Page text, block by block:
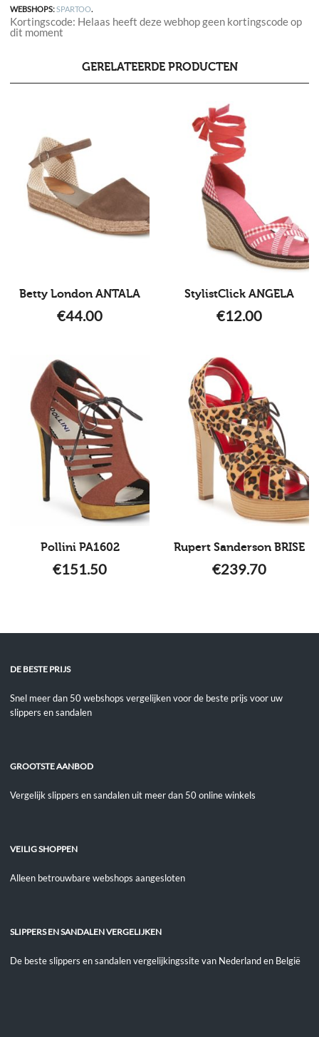
WEBSHOPS:SPARTOO.
Kortingscode: Helaas heeft deze webhop geen kortingscode op
dit moment
GERELATEERDE PRODUCTEN
Betty London ANTALA
€44.00
StylistClick ANGELA
€12.00
Pollini PA1602
€151.50
Rupert Sanderson BRISE
€239.70
DE BESTE PRIJS
Snel meer dan 50 webshops vergelijken voor de beste prijs voor uw
slippers en sandalen
GROOTSTE AANBOD
Vergelijk slippers en sandalen uit meer dan 50 online winkels
VEILIG SHOPPEN
Alleen betrouwbare webshops aangesloten
SLIPPERS EN SANDALEN VERGELIJKEN
De beste slippers en sandalen vergelijkingssite van Nederland en België